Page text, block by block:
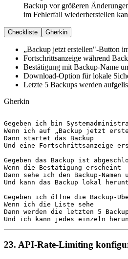
Backup vor größeren
im Fehlerfall wiederherstellen
Checkliste Gherkin
„Backup jetzt erstellen"-Button
Fortschrittsanzeige während
Bestätigung mit Backup-Name
Download-Option für lokale
Letzte 5 Backups werden
Gherkin
Gegeben
Wenn
Dann
Und
eine Fortschrittsanzeige
Gegeben
Wenn
Dann
Und
kann das Backup lokal
Gegeben
Wenn
Dann
Und
ich kann jedes einzeln
23. API-Rate-Limiting